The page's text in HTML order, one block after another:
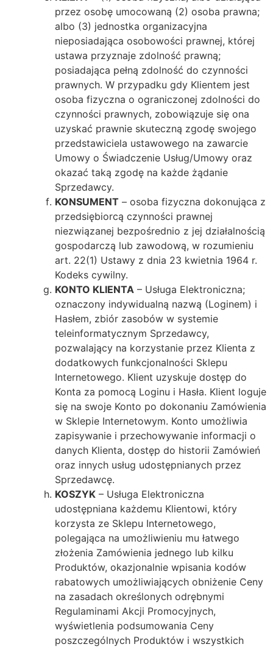
przez osobę umocowaną (2) osoba prawna;
albo (3) jednostka organizacyjna
nieposiadająca osobowości prawnej, której
ustawa przyznaje zdolność prawną;
posiadająca pełną zdolność do czynności
prawnych. W przypadku gdy Klientem jest
osoba fizyczna o ograniczonej zdolności do
czynności prawnych, zobowiązuje się ona
uzyskać prawnie skuteczną zgodę swojego
przedstawiciela ustawowego na zawarcie
Umowy o Świadczenie Usług/Umowy oraz
okazać taką zgodę na każde żądanie
Sprzedawcy.
KONSUMENT – osoba fizyczna dokonująca z
przedsiębiorcą czynności prawnej
niezwiązanej bezpośrednio z jej działalnością
gospodarczą lub zawodową, w rozumieniu
art. 22(1) Ustawy z dnia 23 kwietnia 1964 r.
Kodeks cywilny.
KONTO KLIENTA – Usługa Elektroniczna;
oznaczony indywidualną nazwą (Loginem) i
Hasłem, zbiór zasobów w systemie
teleinformatycznym Sprzedawcy,
pozwalający na korzystanie przez Klienta z
dodatkowych funkcjonalności Sklepu
Internetowego. Klient uzyskuje dostęp do
Konta za pomocą Loginu i Hasła. Klient loguje
się na swoje Konto po dokonaniu Zamówienia
w Sklepie Internetowym. Konto umożliwia
zapisywanie i przechowywanie informacji o
danych Klienta, dostęp do historii Zamówień
oraz innych usług udostępnianych przez
Sprzedawcę.
KOSZYK – Usługa Elektroniczna
udostępniana każdemu Klientowi, który
korzysta ze Sklepu Internetowego,
polegająca na umożliwieniu mu łatwego
złożenia Zamówienia jednego lub kilku
Produktów, okazjonalnie wpisania kodów
rabatowych umożliwiających obniżenie Ceny
na zasadach określonych odrębnymi
Regulaminami Akcji Promocyjnych,
wyświetlenia podsumowania Ceny
poszczególnych Produktów i wszystkich